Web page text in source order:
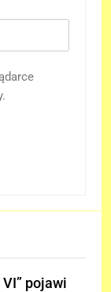
VI” pojawi